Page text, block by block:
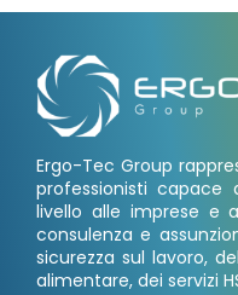
Ergo-Tec Group
professionisti capace
livello alle imprese e
consulenza e
sicurezza sul lavoro,
alimentare, dei servizi